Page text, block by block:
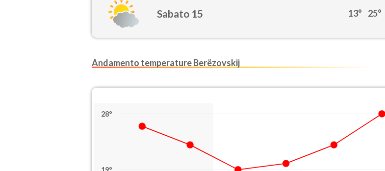
Sabato 15 13° 25°
Andamento temperature Berëzovskij
28°